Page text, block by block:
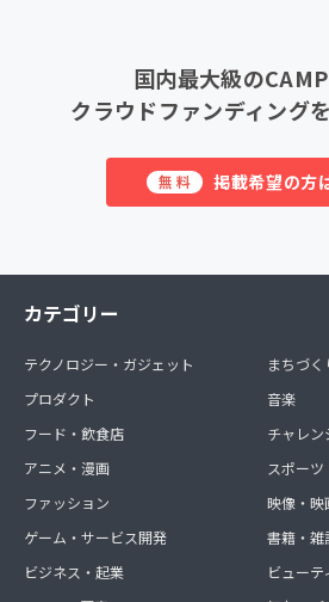
国内最大級の
クラウドファンディング
無料 掲載希望の方
カテゴリー
テクノロジー・ガジェット
プロダクト
フード・飲食店
アニメ・漫画
ファッション
ゲーム・サービス開発
ビジネス・起業
まちづ
音楽
チャレン
スポーツ
映像・映
書籍・雑
ビュー